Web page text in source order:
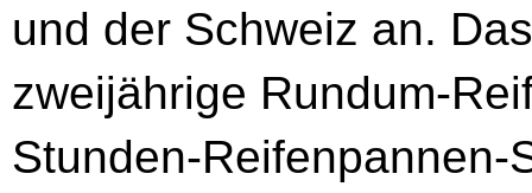
und der Schweiz an.
zweijährige Rundum-
Stunden-Reifenpannen-